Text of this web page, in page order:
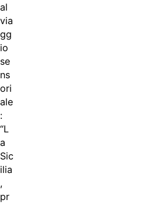
al
via
gg
io
se
ns
ori
ale
:
“L
a
Sic
ilia
,
pr